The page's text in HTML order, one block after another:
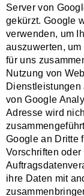
Server von
gekürzt. Google
verwenden, um
auszuwerten,
für uns
Nutzung von
Dienstleistungen
von Google
Adresse wird
Google an Dritte
Vorschriften
ihre Daten mit